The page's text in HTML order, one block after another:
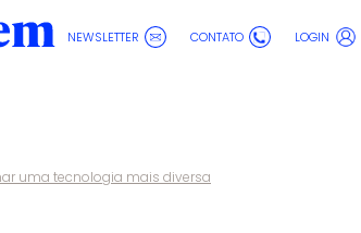
NEWSLETTER CONTATO LOGIN
uma tecnologia mais diversa